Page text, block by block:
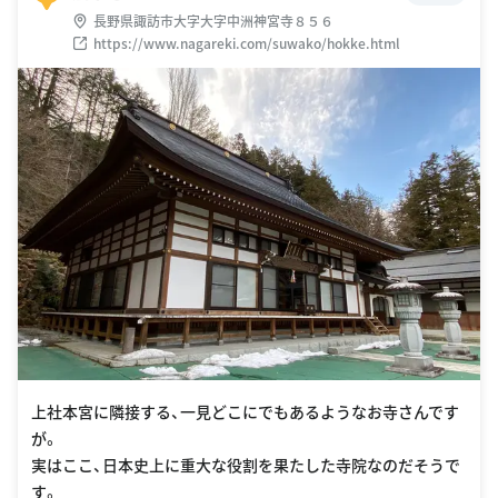
長野県諏訪市大字大字中洲神宮寺８５６
https://www.nagareki.com/suwako/hokke.html
上社本宮に隣接する、一見どこにでもあるようなお寺さんです
が。
実はここ、日本史上に重大な役割を果たした寺院なのだそうで
す。